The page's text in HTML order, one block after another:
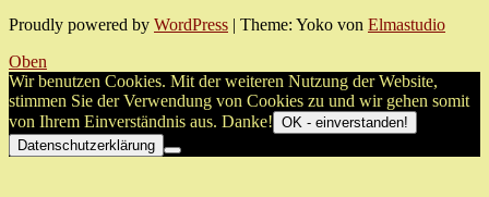
Proudly powered by WordPress | Theme: Yoko von Elmastudio
Oben
Wir benutzen Cookies. Mit der weiteren Nutzung der Website,
stimmen Sie der Verwendung von Cookies zu und wir gehen somit
von Ihrem Einverständnis aus. Danke! OK - einverstanden!
Datenschutzerklärung